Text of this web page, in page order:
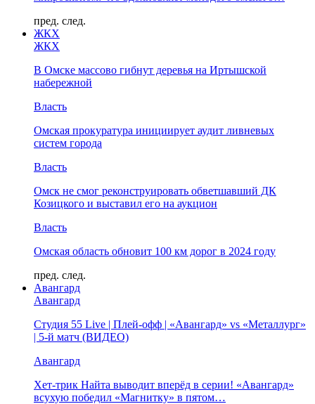
пред. след.
ЖКХ
ЖКХ
В Омске массово гибнут деревья на Иртышской
набережной
Власть
Омская прокуратура инициирует аудит ливневых
систем города
Власть
Омск не смог реконструировать обветшавший ДК
Козицкого и выставил его на аукцион
Власть
Омская область обновит 100 км дорог в 2024 году
пред. след.
Авангард
Авангард
Студия 55 Live | Плей-офф | «Авангард» vs «Металлург»
| 5-й матч (ВИДЕО)
Авангард
Хет-трик Найта выводит вперёд в серии! «Авангард»
всухую победил «Магнитку» в пятом…